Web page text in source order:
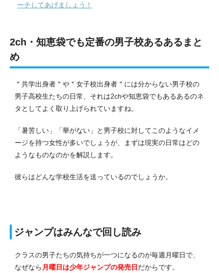
ーチしてあげましょう！
2ch・知恵袋でも定番の男子校あるあるまと
め
＂共学出身者＂や＂女子校出身者＂には分からない男子校の
男子高校生たちの日常、それは2chや知恵袋でもあるあるのネ
タとしてよく取り上げられていますね。
「暑苦しい」「華がない」と男子校に対してこのようなイメ
ージを持つ女性が多いでしょうが、まずは現実の日常はどの
ようなものなのかを解説します。
彼らはどんな学校生活を送っているのでしょうか。
ジャンプはみんなで回し読み
クラスの男子たちの気持ちが一つになるのが毎週月曜日で、
なぜなら 月曜日は少年ジャンプの発売日だからです。